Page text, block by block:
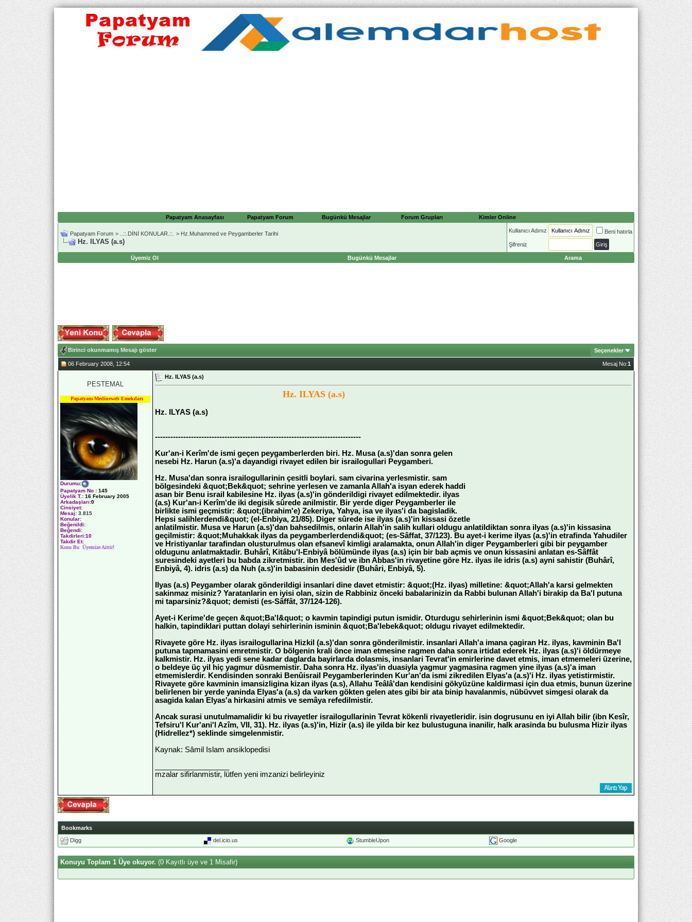
Papatyam Anasayfası Papatyam Forum Bugünkü Mesajlar Forum Grupları Kimler Online
Papatyam Forum > ..::.DİNİ KONULAR.::. > Hz.Muhammed ve Peygamberler Tarihi
Hz. ILYAS (a.s)
Kullanıcı Adınız Beni hatırla
Şifreniz
Üyemiz Ol Bugünkü Mesajlar Arama
Birinci okunmamış Mesajı göster Seçenekler
06 February 2008, 12:54 Mesaj No:1
PESTEMAL
Papatyam Medineweb Emekdarı
Durumu:
Papatyam No : 145
Üyelik T. : 16 February 2005
Arkadaşları:0
Cinsiyet:
Mesaj: 3.815
Konular:
Beğenildi:
Beğendi:
Takdirleri:10
Takdir Et:
Konu Bu Üyemize Aittir!
Hz. ILYAS (a.s)
Hz. ILYAS (a.s)
Hz. ILYAS (a.s)
--------------------------------------------------------------------------------
Kur'an-i Kerîm'de ismi geçen peygamberlerden biri. Hz. Musa (a.s)'dan sonra gelen
nesebi Hz. Harun (a.s)'a dayandigi rivayet edilen bir israilogullari Peygamberi.
Hz. Musa'dan sonra israilogullarinin çesitli boylari. sam civarina yerlesmistir. sam
bölgesindeki &quot;Bek&quot; sehrine yerlesen ve zamanla Allah'a isyan ederek haddi
asan bir Benu israil kabilesine Hz. ilyas (a.s)'in gönderildigi rivayet edilmektedir. ilyas
(a.s) Kur'an-i Kerîm'de iki degisik sûrede anilmistir. Bir yerde diger Peygamberler ile
birlikte ismi geçmistir: &quot;(ibrahim'e) Zekeriya, Yahya, isa ve ilyas'i da bagisladik.
Hepsi salihlerdendi&quot; (el-Enbiya, 21/85). Diger sûrede ise ilyas (a.s)'in kissasi özetle
anlatilmistir. Musa ve Harun (a.s)'dan bahsedilmis, onlarin Allah'in salih kullari oldugu anlatildiktan sonra ilyas (a.s)'in kissasina
geçilmistir: &quot;Muhakkak ilyas da peygamberlerdendi&quot; (es-Sâffat, 37/123). Bu ayet-i kerime ilyas (a.s)'in etrafinda Yahudiler
ve Hristiyanlar tarafindan olusturulmus olan efsanevî kimligi aralamakta, onun Allah'in diger Peygamberleri gibi bir peygamber
oldugunu anlatmaktadir. Buhârî, Kitâbu'l-Enbiyâ bölümünde ilyas (a.s) için bir bab açmis ve onun kissasini anlatan es-Sâffât
suresindeki ayetleri bu babda zikretmistir. ibn Mes'ûd ve ibn Abbas'in rivayetine göre Hz. ilyas ile idris (a.s) ayni sahistir (Buhârî,
Enbiyâ, 4). idris (a.s) da Nuh (a.s)'in babasinin dedesidir (Buhâri, Enbiyâ, 5).
Ilyas (a.s) Peygamber olarak gönderildigi insanlari dine davet etmistir: &quot;(Hz. ilyas) milletine: &quot;Allah'a karsi gelmekten
sakinmaz misiniz? Yaratanlarin en iyisi olan, sizin de Rabbiniz önceki babalarinizin da Rabbi bulunan Allah'i birakip da Ba'l putuna
mi taparsiniz?&quot; demisti (es-Sâffât, 37/124-126).
Ayet-i Kerime'de geçen &quot;Ba'l&quot; o kavmin tapindigi putun ismidir. Oturdugu sehirlerinin ismi &quot;Bek&quot; olan bu
halkin, tapindiklari puttan dolayi sehirlerinin isminin &quot;Ba'lebek&quot; oldugu rivayet edilmektedir.
Rivayete göre Hz. ilyas israilogullarina Hizkil (a.s)'dan sonra gönderilmistir. insanlari Allah'a imana çagiran Hz. ilyas, kavminin Ba'l
putuna tapmamasini emretmistir. O bölgenin krali önce iman etmesine ragmen daha sonra irtidat ederek Hz. ilyas (a.s)'i öldürmeye
kalkmistir. Hz. ilyas yedi sene kadar daglarda bayirlarda dolasmis, insanlari Tevrat'in emirlerine davet etmis, iman etmemeleri üzerine,
o beldeye üç yil hiç yagmur düsmemistir. Daha sonra Hz. ilyas'in duasiyla yagmur yagmasina ragmen yine ilyas (a.s)'a iman
etmemislerdir. Kendisinden sonraki Benûisrail Peygamberlerinden Kur'an'da ismi zikredilen Elyas'a (a.s)'i Hz. ilyas yetistirmistir.
Rivayete göre kavminin imansizligina kizan ilyas (a.s), Allahu Teâlâ'dan kendisini gökyüzüne kaldirmasi için dua etmis, bunun üzerine
belirlenen bir yerde yaninda Elyas'a (a.s) da varken gökten gelen ates gibi bir ata binip havalanmis, nübüvvet simgesi olarak da
asagida kalan Elyas'a hirkasini atmis ve semâya refedilmistir.
Ancak surasi unutulmamalidir ki bu rivayetler israilogullarinin Tevrat kökenli rivayetleridir. isin dogrusunu en iyi Allah bilir (ibn Kesîr,
Tefsiru'l Kur'ani'l Azîm, VII, 31). Hz. ilyas (a.s)'in, Hizir (a.s) ile yilda bir kez bulustuguna inanilir, halk arasinda bu bulusma Hizir ilyas
(Hidrellez*) seklinde simgelenmistir.
Kaynak: Sâmil Islam ansiklopedisi
mzalar sifirlanmistir, lütfen yeni imzanizi belirleyiniz
Bookmarks
Digg
del.icio.us StumbleUpon Google
Konuyu Toplam 1 Üye okuyor. (0 Kayıtlı üye ve 1 Misafir)